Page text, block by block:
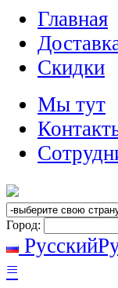
Главная
Скидки
Мы тут
Город:
Русский
≡